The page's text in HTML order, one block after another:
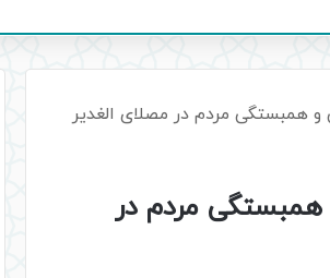
و همبستگی مردم در مصلای الغدیر
همبستگی مردم در